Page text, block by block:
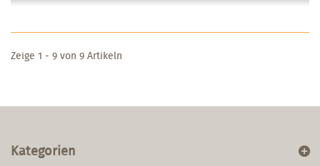
Zeige 1 - 9 von 9 Artikeln
Kategorien